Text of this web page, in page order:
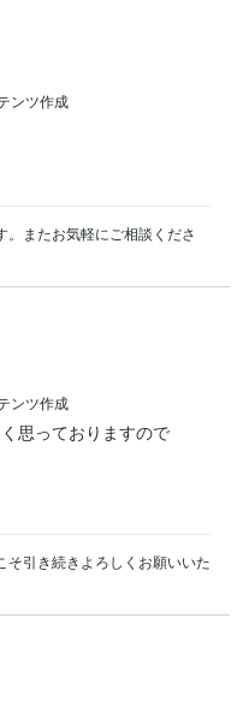
ンツ作成
。またお気軽にご相談くださ
ンツ作成
思っておりますので
そ引き続きよろしくお願いいた